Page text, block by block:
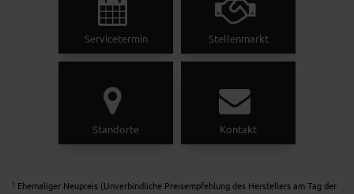
Servicetermin Stellenmarkt
Standorte Kontakt
1
Ehemaliger Neupreis (Unverbindliche Preisempfehlung des Herstellers am Tag der